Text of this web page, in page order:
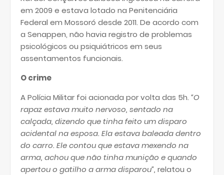
em 2009 e estava lotado na Penitenciária
Federal em Mossoró desde 2011. De acordo com
a Senappen, não havia registro de problemas
psicológicos ou psiquiátricos em seus
assentamentos funcionais.
O crime
A Polícia Militar foi acionada por volta das 5h. “O
rapaz estava muito nervoso, sentado na
calçada, dizendo que tinha feito um disparo
acidental na esposa. Ela estava baleada dentro
do carro. Ele contou que estava mexendo na
arma, achou que não tinha munição e quando
apertou o gatilho a arma disparou”, relatou o